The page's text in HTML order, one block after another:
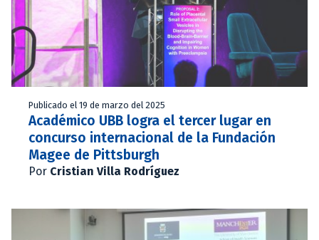
Publicado el 19 de marzo del 2025
Académico UBB logra el tercer lugar en
concurso internacional de la Fundación
Magee de Pittsburgh
Por Cristian Villa Rodríguez